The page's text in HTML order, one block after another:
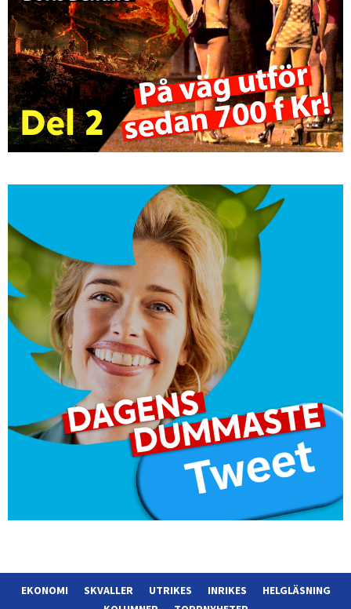
EKONOMI SKVALLER UTRIKES INRIKES
HELGLÄSNING